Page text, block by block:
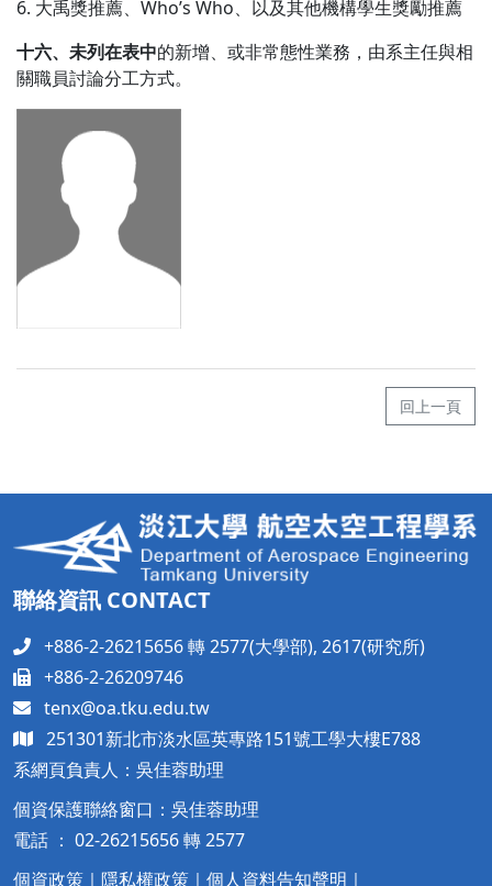
6. 大禹獎推薦、Who’s Who、以及其他機構學生獎勵推薦
十六、未列在表中的新增、或非常態性業務，由系主任與相
關職員討論分工方式。
回上一頁
聯絡資訊 CONTACT
+886-2-26215656 轉 2577(大學部), 2617(研究所)
+886-2-26209746
tenx@oa.tku.edu.tw
251301新北市淡水區英專路151號工學大樓E788
系網頁負責人：吳佳蓉助理
個資保護聯絡窗口：吳佳蓉助理
電話 ： 02-26215656 轉 2577
個資政策 ｜ 隱私權政策 ｜ 個人資料告知聲明 ｜